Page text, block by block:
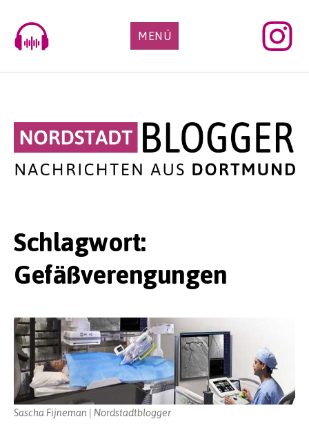
content
MENÜ
Schlagwort:
Gefäßverengungen
Sascha Fijneman | Nordstadtblogger